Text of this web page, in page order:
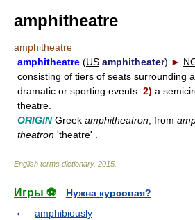
amphitheatre
amphitheatre
amphitheatre (US amphitheater) ►
consisting of tiers of seats surrounding
dramatic or sporting events. 2) a
theatre.
ORIGINGreek amphitheatron , from
theatron 'theatre' .
English terms dictionary. 2015
Игры ⚽
Нужна курсовая?
amphibiously